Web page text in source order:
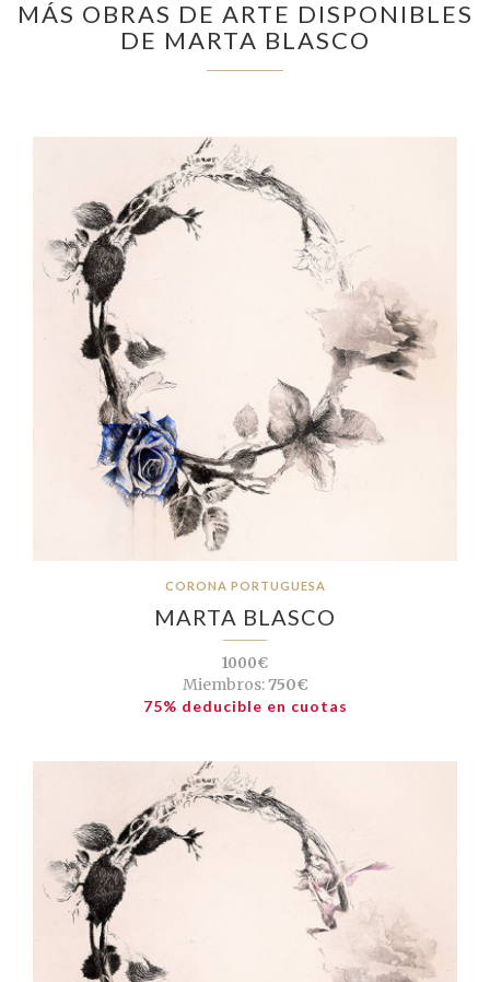
MÁS OBRAS DE ARTE DISPONIBLES
DE MARTA BLASCO
CORONA PORTUGUESA
MARTA BLASCO
1000€
Miembros:750€
75% deducible en cuotas